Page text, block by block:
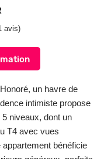
avis)
un havre de
intimiste propose
niveaux, dont un
T4 avec vues
bénéficie